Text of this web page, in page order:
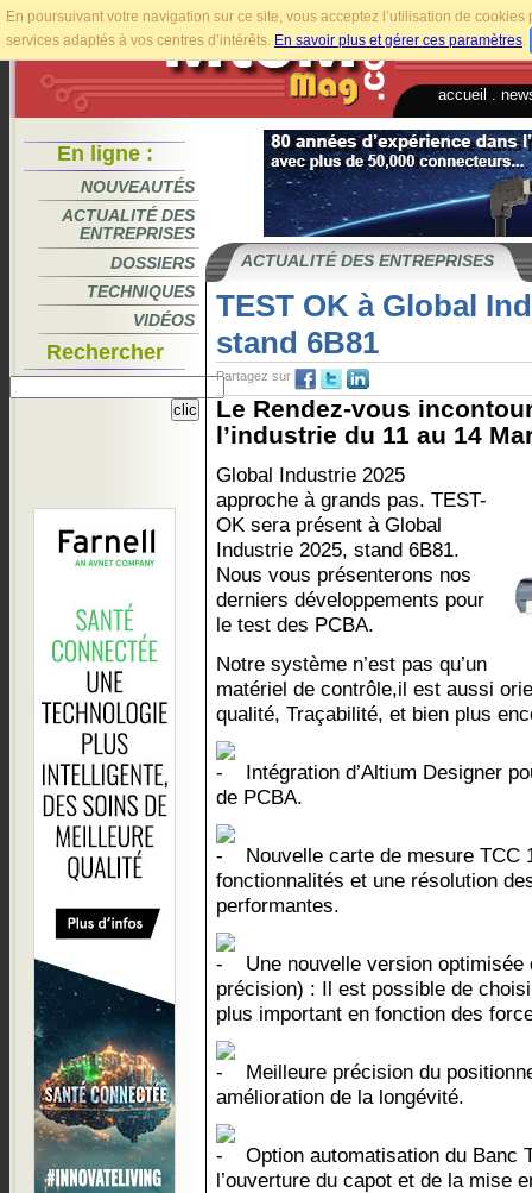
En poursuivant votre navigation sur ce site, vous acceptez l’utilisation de
services adaptés à vos centres d’intérêts. En savoir plus et gérer ces paramètres.
accueil
En ligne :
NOUVEAUTÉS
ACTUALITÉ DES
ENTREPRISES
DOSSIERS
TECHNIQUES
VIDÉOS
Rechercher
ACTUALITÉ DES ENTREPRISES
TEST OK à Global
stand 6B81
Partagez sur
Le Rendez-vous
l’industrie du 11 au 14
Global Industrie 2025
approche à grands pas. TEST-
OK sera présent à Global
Industrie 2025, stand 6B81.
Nous vous présenterons nos
derniers développements pour
le test des PCBA.
Notre système n’est pas qu’un
matériel de contrôle,il est aussi
qualité, Traçabilité, et bien plus
Intégration d’Altium Designer
de PCBA.
Nouvelle carte de mesure TCC
fonctionnalités et une résolution
performantes.
Une nouvelle version
précision) : Il est possible de
plus important en fonction des
Meilleure précision du
amélioration de la longévité.
Option automatisation du Banc
l’ouverture du capot et de la mise